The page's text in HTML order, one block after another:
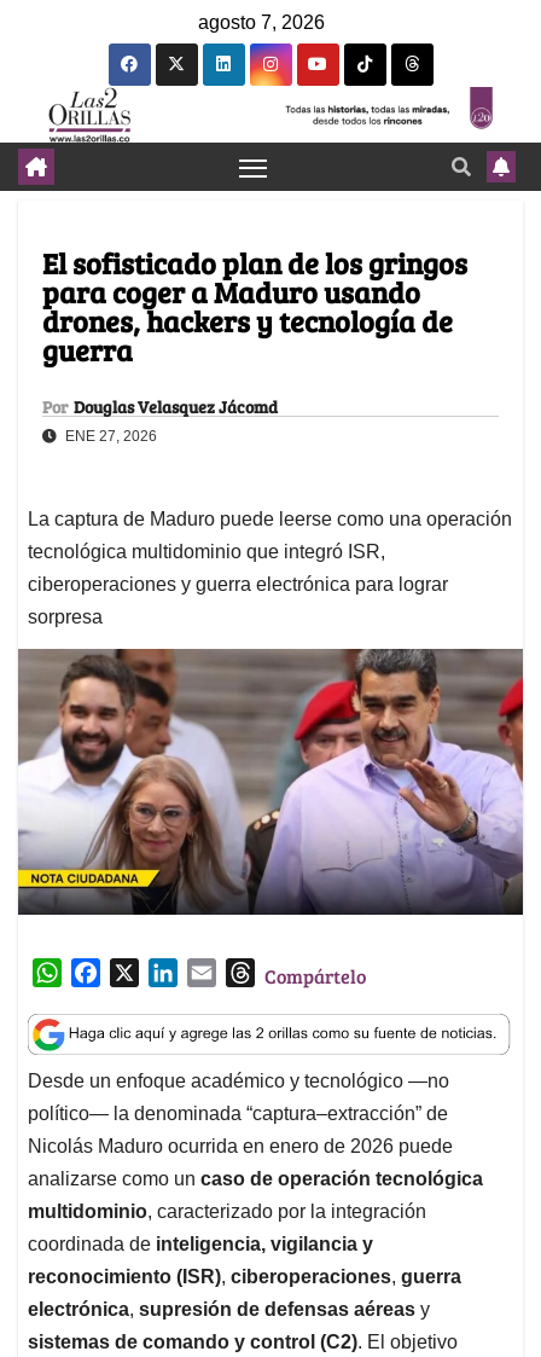
agosto 7, 2026
El sofisticado plan de los gringos
para coger a Maduro usando
drones, hackers y tecnología de
guerra
Por Douglas Velasquez Jácomd
ENE 27, 2026
La captura de Maduro puede leerse como una operación
tecnológica multidominio que integró ISR,
ciberoperaciones y guerra electrónica para lograr
sorpresa
W
a
t
s
A
p
p
c
e
b
o
o
k
n
k
e
d
I
n
a
i
l
T
r
e
a
d
s
Compártelo
Desde un enfoque académico y tecnológico —no
político— la denominada “captura–extracción” de
Nicolás Maduro ocurrida en enero de 2026 puede
analizarse como un caso de operación tecnológica
multidominio, caracterizado por la integración
coordinada de inteligencia, vigilancia y
reconocimiento (ISR), ciberoperaciones, guerra
electrónica, supresión de defensas aéreas y
sistemas de comando y control (C2). El objetivo